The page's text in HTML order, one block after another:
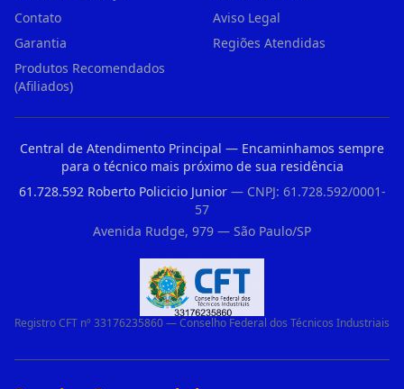
Contato
Aviso Legal
Garantia
Regiões Atendidas
Produtos Recomendados
(Afiliados)
Central de Atendimento Principal — Encaminhamos sempre
para o técnico mais próximo de sua residência
61.728.592 Roberto Policicio Junior— CNPJ: 61.728.592/0001-
57
Avenida Rudge, 979 — São Paulo/SP
Registro CFT nº 33176235860 — Conselho Federal dos Técnicos Industriais